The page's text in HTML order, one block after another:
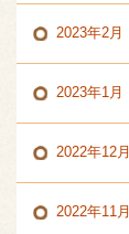
2023年2月
2023年1月
2022年12月
2022年11月